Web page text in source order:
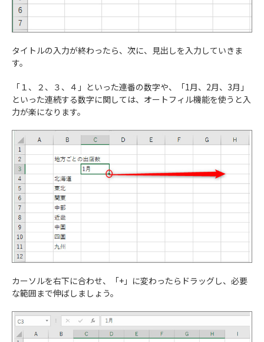
タイトルの入力が終わったら、次に、見出しを入力していきま
す。
「１、２、３、４」といった連番の数字や、「1月、2月、3月」
といった連続する数字に関しては、オートフィル機能を使うと入
力が楽になります。
カーソルを右下に合わせ、「+」に変わったらドラッグし、必要
な範囲まで伸ばしましょう。